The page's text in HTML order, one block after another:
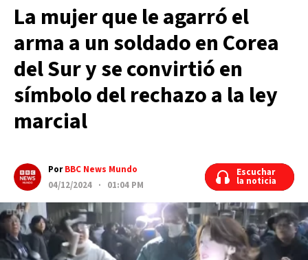
La mujer que le agarró el
arma a un soldado en Corea
del Sur y se convirtió en
símbolo del rechazo a la ley
marcial
PorBBC News Mundo
04/12/2024 · 01:04 PM
Escuchar
la noticia
Escuchar
la noticia